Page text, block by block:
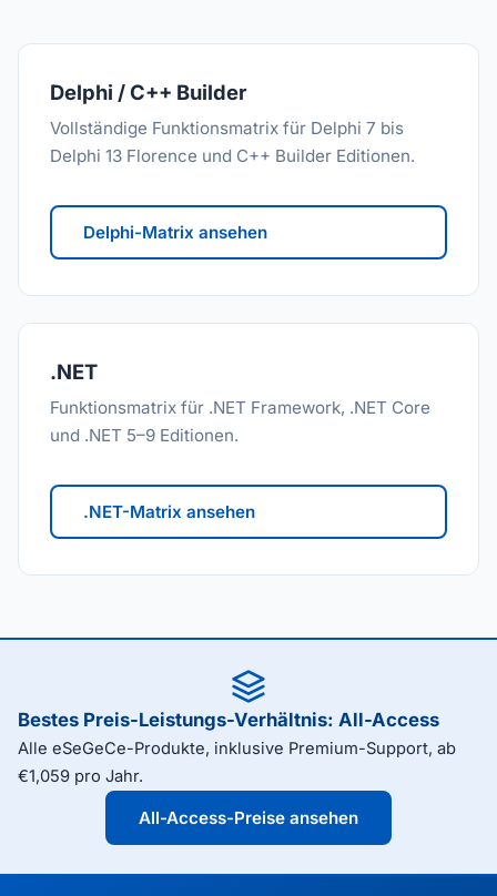
Delphi / C++ Builder
Vollständige Funktionsmatrix für Delphi 7 bis
Delphi 13 Florence und C++ Builder Editionen.
Delphi-Matrix ansehen
.NET
Funktionsmatrix für .NET Framework, .NET Core
und .NET 5–9 Editionen.
.NET-Matrix ansehen
Bestes Preis-Leistungs-Verhältnis: All-Access
Alle eSeGeCe-Produkte, inklusive Premium-Support, ab
€1,059 pro Jahr.
All-Access-Preise ansehen